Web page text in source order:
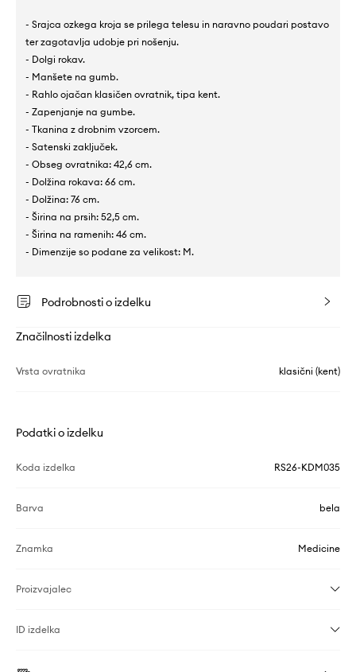
- Srajca ozkega kroja se prilega telesu in naravno poudari postavo
ter zagotavlja udobje pri nošenju.
- Dolgi rokav.
- Manšete na gumb.
- Rahlo ojačan klasičen ovratnik, tipa kent.
- Zapenjanje na gumbe.
- Tkanina z drobnim vzorcem.
- Satenski zaključek.
- Obseg ovratnika: 42,6 cm.
- Dolžina rokava: 66 cm.
- Dolžina: 76 cm.
- Širina na prsih: 52,5 cm.
- Širina na ramenih: 46 cm.
- Dimenzije so podane za velikost: M.
Podrobnosti o izdelku
Značilnosti izdelka
Vrsta ovratnika klasični (kent)
Podatki o izdelku
Koda izdelka RS26-KDM035
Barva bela
Znamka Medicine
Proizvajalec
ID izdelka